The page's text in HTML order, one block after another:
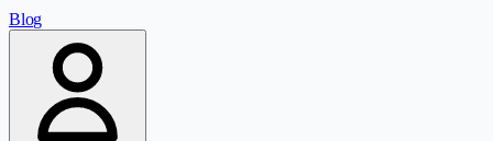
Blog